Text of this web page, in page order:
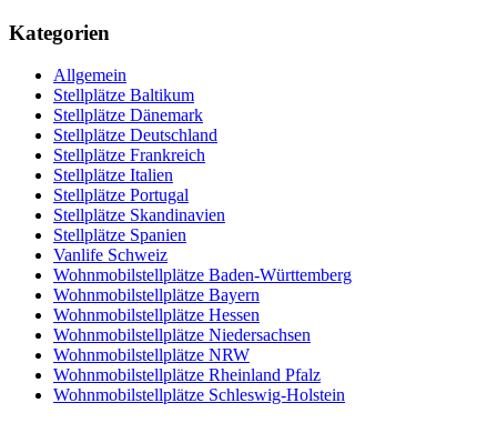
Kategorien
Allgemein
Stellplätze Baltikum
Stellplätze Dänemark
Stellplätze Deutschland
Stellplätze Frankreich
Stellplätze Italien
Stellplätze Portugal
Stellplätze Skandinavien
Stellplätze Spanien
Vanlife Schweiz
Wohnmobilstellplätze Baden-Württemberg
Wohnmobilstellplätze Bayern
Wohnmobilstellplätze Hessen
Wohnmobilstellplätze Niedersachsen
Wohnmobilstellplätze NRW
Wohnmobilstellplätze Rheinland Pfalz
Wohnmobilstellplätze Schleswig-Holstein